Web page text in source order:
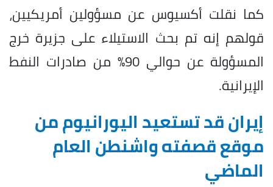
كما نقلت أكسيوس عن مسؤولين أمريكيين،
قولهم إنه تم بحث الاستيلاء على جزيرة خرج
المسؤولة عن حوالي 90% من صادرات النفط
الإيرانية.
إيران قد تستعيد اليورانيوم من
موقع قصفته واشنطن العام
الماضي